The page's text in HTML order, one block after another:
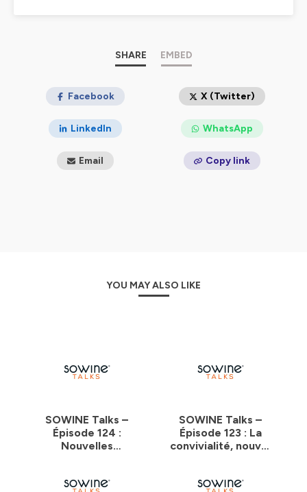
côtoient intimement et explorent avec passion depuis
Hébergé par Ausha. Visitez
ausha.co/politique-de-
SHARE EMBED
Facebook X (Twitter)
LinkedIn WhatsApp
Email Copy link
YOU MAY ALSO LIKE
SOWINE Talks –
Épisode 124 :
Nouvelles
opportunités
SOWINE Talks –
Épisode 123 : La
convivialité, nouvel